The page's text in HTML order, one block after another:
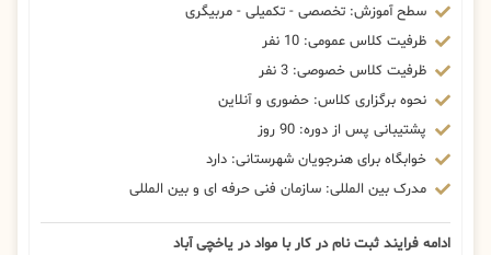
سطح آموزش: تخصصی - تکمیلی - مربیگری
ظرفیت کلاس عمومی: 10 نفر
ظرفیت کلاس خصوصی: 3 نفر
نحوه برگزاری کلاس: حضوری و آنلاین
پشتیبانی پس از دوره: 90 روز
خوابگاه برای هنرجویان شهرستانی: دارد
مدرک بین المللی: سازمان فنی حرفه ای و بین المللی
ادامه فرایند ثبت نام در کار با مواد در یاخچی آباد